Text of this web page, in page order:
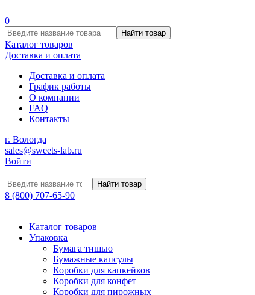
0
Найти товар
Каталог товаров
Доставка и оплата
Доставка и оплата
График работы
О компании
FAQ
Контакты
г. Вологда
sales@sweets-lab.ru
Войти
Найти товар
8 (800) 707-65-90
Каталог товаров
Упаковка
Бумага тишью
Бумажные капсулы
Коробки для капкейков
Коробки для конфет
Коробки для пирожных